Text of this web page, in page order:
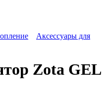
Аксессуары для
Zota GEL